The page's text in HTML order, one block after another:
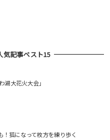
気記事ベスト15
湖大花火大会」
！狐になって枚方を練り歩く